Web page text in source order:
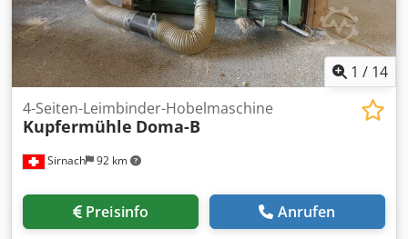
1 / 14
Sirnach 92 km
4-Seiten-Leimbinder-Hobelmaschine
Kupfermühle Doma-B
Preisinfo Anrufen